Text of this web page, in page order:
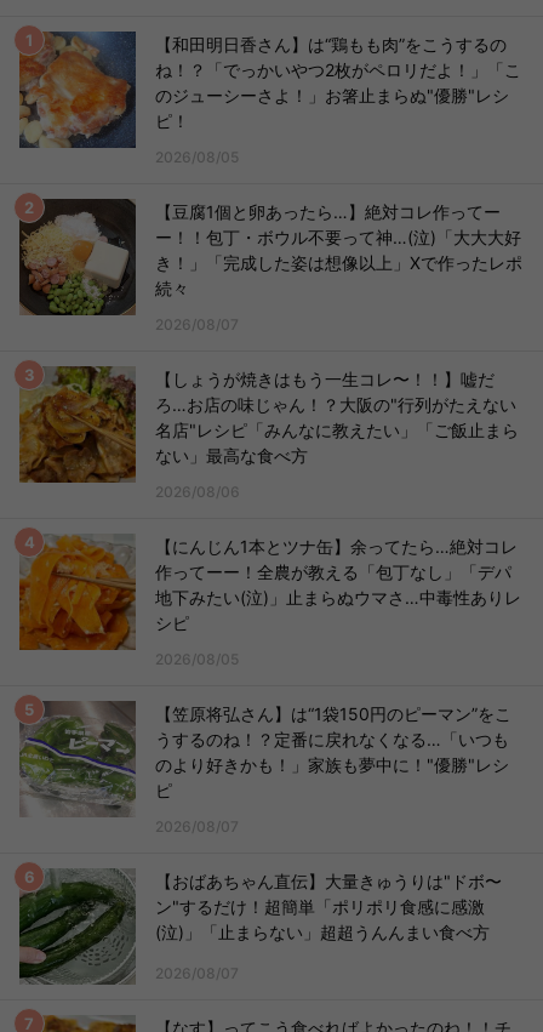
【和田明日香さん】は“鶏もも肉”をこうするの
ね！？「でっかいやつ2枚がペロリだよ！」「こ
のジューシーさよ！」お箸止まらぬ"優勝"レシ
ピ！
2026/08/05
【豆腐1個と卵あったら…】絶対コレ作ってー
ー！！包丁・ボウル不要って神…(泣)「大大大好
き！」「完成した姿は想像以上」Xで作ったレポ
続々
2026/08/07
【しょうが焼きはもう一生コレ〜！！】嘘だ
ろ…お店の味じゃん！？大阪の"行列がたえない
名店"レシピ「みんなに教えたい」「ご飯止まら
ない」最高な食べ方
2026/08/06
【にんじん1本とツナ缶】余ってたら…絶対コレ
作ってーー！全農が教える「包丁なし」「デパ
地下みたい(泣)」止まらぬウマさ…中毒性ありレ
シピ
2026/08/05
【笠原将弘さん】は“1袋150円のピーマン”をこ
うするのね！？定番に戻れなくなる…「いつも
のより好きかも！」家族も夢中に！"優勝"レシ
ピ
2026/08/07
【おばあちゃん直伝】大量きゅうりは"ドボ〜
ン"するだけ！超簡単「ポリポリ食感に感激
(泣)」「止まらない」超超うんんまい食べ方
2026/08/07